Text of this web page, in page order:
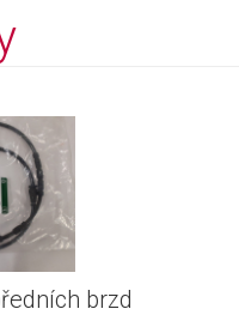
brzd